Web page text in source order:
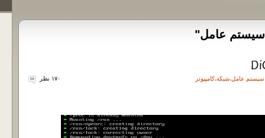
عامل"
سیستم عامل،شبکه،کامپیوتر ۱۷۰ نظر